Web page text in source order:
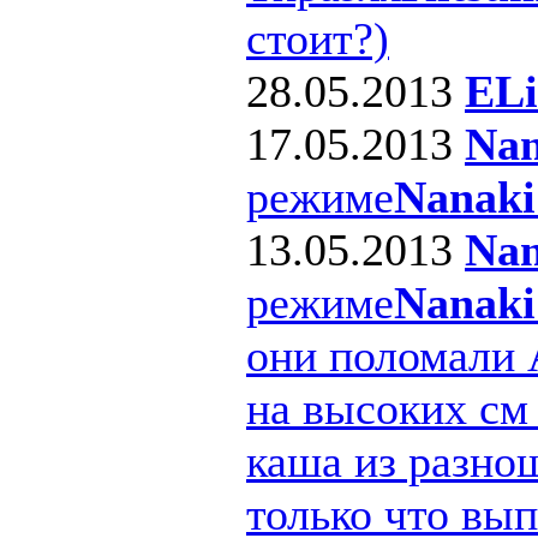
стоит?)
28.05.2013 ELi
17.05.2013
режиме
13.05.2013
режиме
они поломали
на высоких
каша из
только что